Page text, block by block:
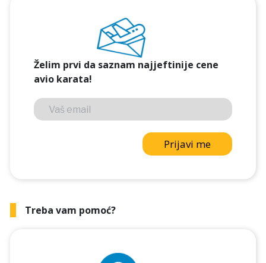
Želim prvi da saznam najjeftinije cene
avio karata!
Prijavi me
Treba vam pomoć?